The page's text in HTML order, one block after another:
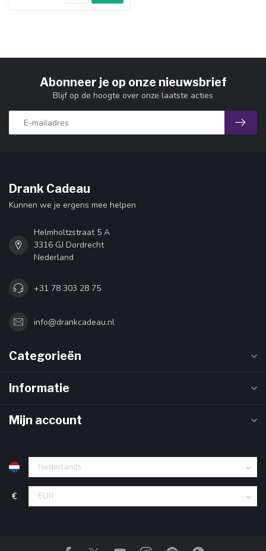
Abonneer je op onze nieuwsbrief
Blijf op de hoogte over onze laatste acties
Drank Cadeau
Kunnen we je ergens mee helpen
Helmholtzstraat 5 A
3316 GJ Dordrecht
Nederland
+31 78 303 28 75
info@drankcadeau.nl
Categorieën
Informatie
Mijn account
€